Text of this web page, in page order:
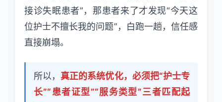
接诊失眠患者”，那患者来了才发现“今天这
位护士不擅长我的问题”，白跑一趟，信任感
直接崩塌。
所以， 真正的系统优化，必须把“护士专
长”“患者证型”“服务类型”三者匹配起